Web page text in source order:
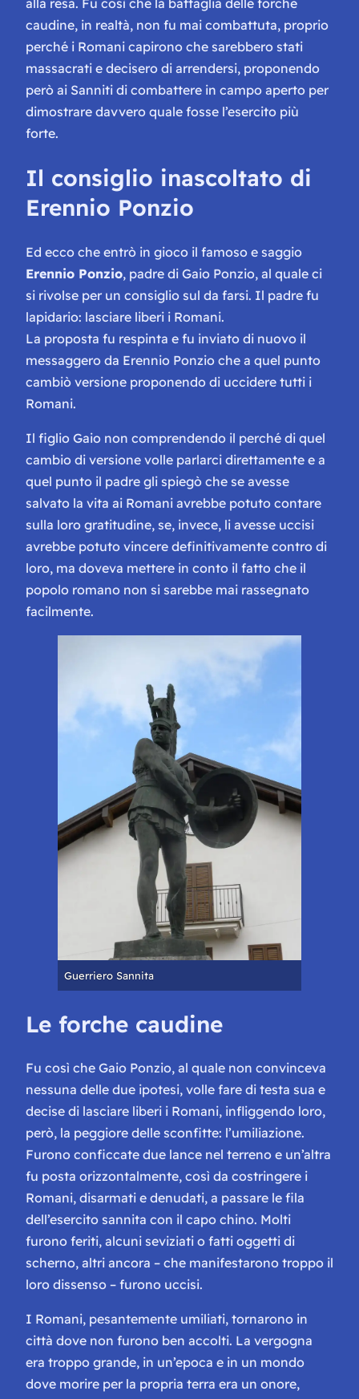
alla resa. Fu così che la battaglia delle forche
caudine, in realtà, non fu mai combattuta, proprio
perché i Romani capirono che sarebbero stati
massacrati e decisero di arrendersi, proponendo
però ai Sanniti di combattere in campo aperto per
dimostrare davvero quale fosse l’esercito più
forte.
Il consiglio inascoltato di
Erennio Ponzio
Ed ecco che entrò in gioco il famoso e saggio
Erennio Ponzio, padre di Gaio Ponzio, al quale ci
si rivolse per un consiglio sul da farsi. Il padre fu
lapidario: lasciare liberi i Romani.
La proposta fu respinta e fu inviato di nuovo il
messaggero da Erennio Ponzio che a quel punto
cambiò versione proponendo di uccidere tutti i
Romani.
Il figlio Gaio non comprendendo il perché di quel
cambio di versione volle parlarci direttamente e a
quel punto il padre gli spiegò che se avesse
salvato la vita ai Romani avrebbe potuto contare
sulla loro gratitudine, se, invece, li avesse uccisi
avrebbe potuto vincere definitivamente contro di
loro, ma doveva mettere in conto il fatto che il
popolo romano non si sarebbe mai rassegnato
facilmente.
Guerriero Sannita
Le forche caudine
Fu così che Gaio Ponzio, al quale non convinceva
nessuna delle due ipotesi, volle fare di testa sua e
decise di lasciare liberi i Romani, infliggendo loro,
però, la peggiore delle sconfitte: l’umiliazione.
Furono conficcate due lance nel terreno e un’altra
fu posta orizzontalmente, così da costringere i
Romani, disarmati e denudati, a passare le fila
dell’esercito sannita con il capo chino. Molti
furono feriti, alcuni seviziati o fatti oggetti di
scherno, altri ancora – che manifestarono troppo il
loro dissenso – furono uccisi.
I Romani, pesantemente umiliati, tornarono in
città dove non furono ben accolti. La vergogna
era troppo grande, in un’epoca e in un mondo
dove morire per la propria terra era un onore,